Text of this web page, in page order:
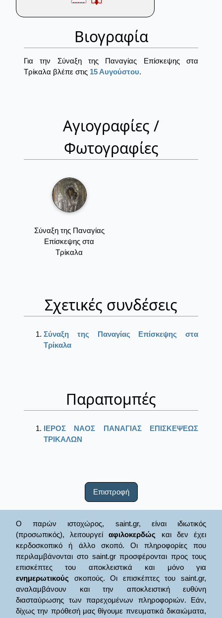
Βιογραφία
Για την Σύναξη της Παναγίας Επίσκεψης στα
Τρίκαλα βλέπε στις 15 Αυγούστου.
Αγιογραφίες /
Φωτογραφίες
Σύναξη της Παναγίας
Επίσκεψης στα
Τρίκαλα
Σχετικές συνδέσεις
Σύναξη της Παναγίας Επίσκεψης στα
Τρίκαλα
Παραπομπές
ΙΕΡΟΣ ΝΑΟΣ ΠΑΝΑΓΙΑΣ ΕΠΙΣΚΕΨΕΩΣ
ΤΡΙΚΑΛΩΝ
Επιστροφή
Ο παρών ιστοχώρος, saint.gr, είναι ιδιωτικός
(προσωπικός), λειτουργείαφιλοκερδώς και δεν έχει
κερδοσκοπικό ή άλλο σκοπό. Οι πληροφορίες που
περιλαμβάνονται στο saint.gr προσφέρονται προς τους
επισκέπτες του αποκλειστικά και μόνο για
ενημερωτικούς σκοπούς. Οι επισκέπτες του saint.gr,
αναλαμβάνουν και την αποκλειστική ευθύνη
διασταύρωσης των παρεχομένων πληροφοριών. Εάν,
δίχως την πρόθεσή μας θίγουμε πνευματικά δικαιώματα,